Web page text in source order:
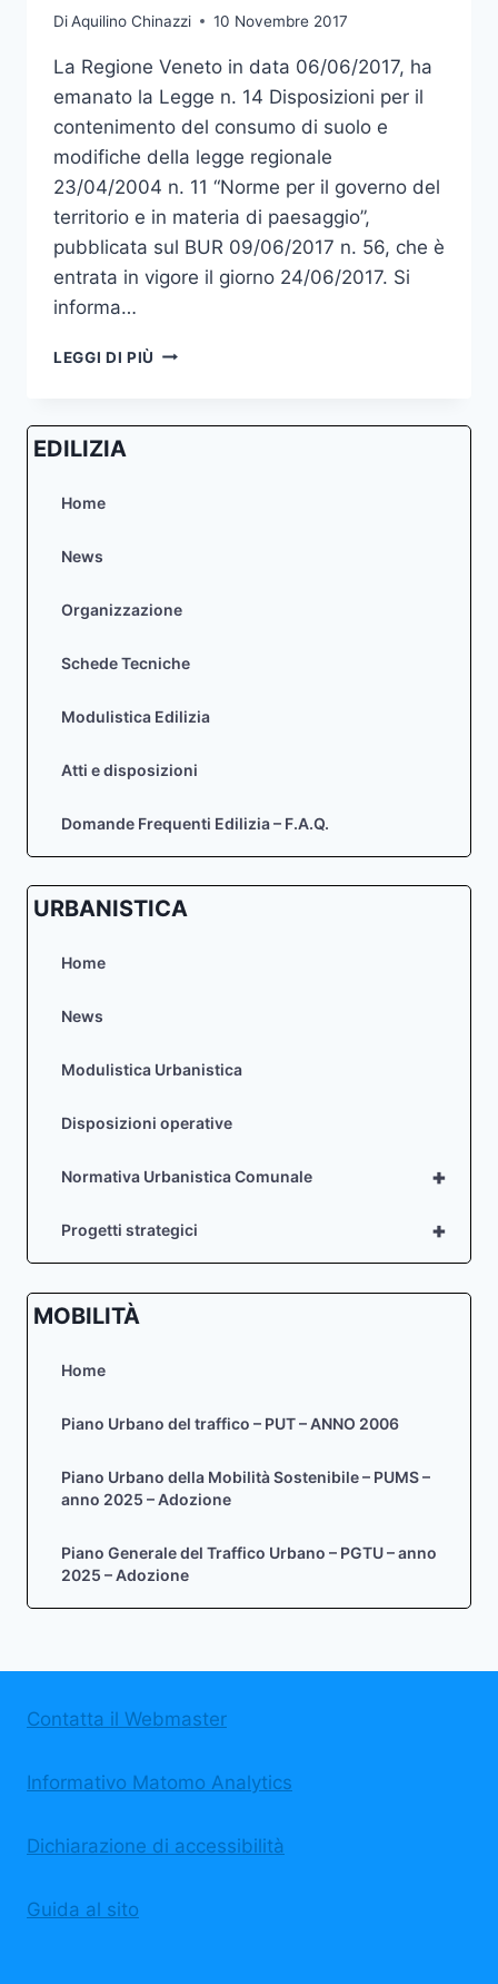
DiAquilino Chinazzi 10 Novembre 2017
La Regione Veneto in data 06/06/2017, ha
emanato la Legge n. 14 Disposizioni per il
contenimento del consumo di suolo e
modifiche della legge regionale
23/04/2004 n. 11 “Norme per il governo del
territorio e in materia di paesaggio”,
pubblicata sul BUR 09/06/2017 n. 56, che è
entrata in vigore il giorno 24/06/2017. Si
informa…
LEGGI DI PIÙ DISPOSIZIONI
CONTENIMENTO
EDILIZIA
Home
News
Organizzazione
Schede Tecniche
Modulistica Edilizia
Atti e disposizioni
Domande Frequenti Edilizia – F.A.Q.
URBANISTICA
Home
News
Modulistica Urbanistica
Disposizioni operative
+
Normativa Urbanistica Comunale
+
Progetti strategici
MOBILITÀ
Home
Piano Urbano del traffico – PUT – ANNO 2006
Piano Urbano della Mobilità Sostenibile – PUMS –
anno 2025 – Adozione
Piano Generale del Traffico Urbano – PGTU – anno
2025 – Adozione
Contatta il Webmaster
Informativo Matomo Analytics
Dichiarazione di accessibilità
Guida al sito